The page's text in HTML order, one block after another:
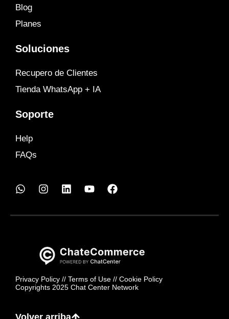
Blog
Planes
Soluciones
Recupero de Clientes
Tienda WhatsApp + IA
Soporte
Help
FAQs
Privacy Policy // Terms of Use // Cookie Policy
Copyrights 2025 Chat Center Network